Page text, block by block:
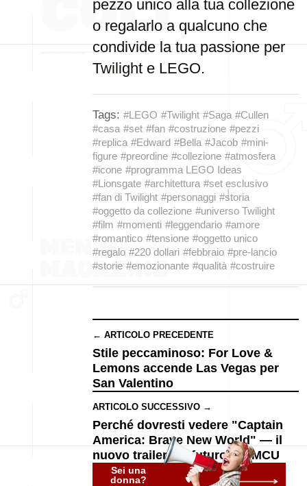
pezzo unico alla tua collezione
o regalarlo a qualcuno che
condivide la tua passione per
Twilight e LEGO.
Tags: #LEGO #Twilight #Saga #Cullen
#casa #set #fan #costruzione #pezzi
#replica #Edward #Bella #Jacob #mini-
figure #preordine #collezione #atmosfera
#icone #programma LEGO Ideas
#Lionsgate #architettura #set esclusivo
#fan di Twilight #personaggi #storia
#oggetto da collezione #universo Twilight
#film #momenti #leggendario #amore
#romantico #tensione #oggetto unico
#regalo #220 dollari #febbraio #pre-lancio
#storie #emozionante #qualità #costruire
← ARTICOLO PRECEDENTE
Stile peccaminoso: For Love &
Lemons accende Las Vegas per
San Valentino
ARTICOLO SUCCESSIVO →
Perché dovresti vedere "Captain
America: Brave New World" — il
nuovo trailer e il futuro del MCU
Sei una
donna?